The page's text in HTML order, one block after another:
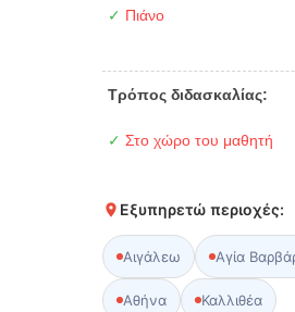
✓ Πιάνο
Τρόπος διδασκαλίας:
✓ Στο χώρο του μαθητή
Εξυπηρετώ περιοχές:
Αιγάλεω Αγία
Αθήνα Καλλιθέα